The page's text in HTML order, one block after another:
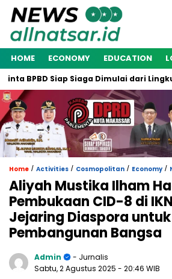
HOME ECONOMY EDUCATION
BPBD Siap Siaga Dimulai dari
Home / Activities / Cosmopolitan / Economy/
Aliyah Mustika Ilham
Pembukaan CID-8 di
Jejaring Diaspora untuk
Pembangunan Bangsa
Admin
- Jurnalis
Sabtu, 2 Agustus 2025 - 20:46 WIB